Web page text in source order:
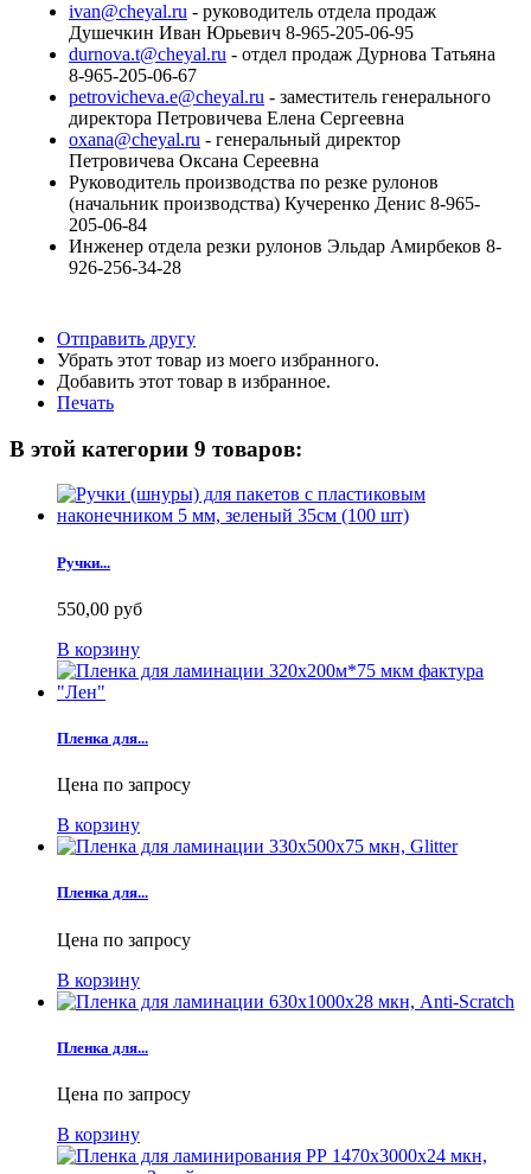
ivan@cheyal.ru - руководитель отдела продаж
Душечкин Иван Юрьевич 8-965-205-06-95
durnova.t@cheyal.ru - отдел продаж Дурнова Татьяна
8-965-205-06-67
petrovicheva.e@cheyal.ru - заместитель генерального
директора Петровичева Елена Сергеевна
oxana@cheyal.ru - генеральный директор
Петровичева Оксана Сереевна
Руководитель производства по резке рулонов
(начальник производства) Кучеренко Денис 8-965-
205-06-84
Инженер отдела резки рулонов Эльдар Амирбеков 8-
926-256-34-28
Отправить другу
Убрать этот товар из моего избранного.
Добавить этот товар в избранное.
Печать
В этой категории 9 товаров:
Ручки...
550,00 руб
В корзину
Пленка для...
Цена по запросу
В корзину
Пленка для...
Цена по запросу
В корзину
Пленка для...
Цена по запросу
В корзину